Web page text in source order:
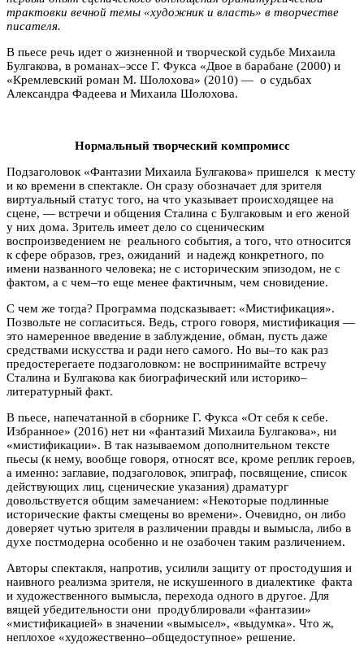
трактовки вечной темы «художник и власть» в творчестве
писателя.
В пьесе речь идет о жизненной и творческой судьбе Михаила
Булгакова, в романах–эссе Г. Фукса «Двое в барабане (2000) и
«Кремлевский роман М. Шолохова» (2010) — о судьбах
Александра Фадеева и Михаила Шолохова.
Нормальный творческий компромисс
Подзаголовок «Фантазии Михаила Булгакова» пришелся к месту
и ко времени в спектакле. Он сразу обозначает для зрителя
виртуальный статус того, на что указывает происходящее на
сцене, — встречи и общения Сталина с Булгаковым и его женой
у них дома. Зритель имеет дело со сценическим
воспроизведением не реального события, а того, что относится
к сфере образов, грез, ожиданий и надежд конкретного, по
имени названного человека; не с историческим эпизодом, не с
фактом, а с чем–то еще менее фактичным, чем сновидение.
С чем же тогда? Программа подсказывает: «Мистификация».
Позвольте не согласиться. Ведь, строго говоря, мистификация —
это намеренное введение в заблуждение, обман, пусть даже
средствами искусства и ради него самого. Но вы–то как раз
предостерегаете подзаголовком: не воспринимайте встречу
Сталина и Булгакова как биографический или историко–
литературный факт.
В пьесе, напечатанной в сборнике Г. Фукса «От себя к себе.
Избранное» (2016) нет ни «фантазий Михаила Булгакова», ни
«мистификации». В так называемом дополнительном тексте
пьесы (к нему, вообще говоря, относят все, кроме реплик героев,
а именно: заглавие, подзаголовок, эпиграф, посвящение, список
действующих лиц, сценические указания) драматург
довольствуется общим замечанием: «Некоторые подлинные
исторические факты смещены во времени». Очевидно, он либо
доверяет чутью зрителя в различении правды и вымысла, либо в
духе постмодерна особенно и не озабочен таким различением.
Авторы спектакля, напротив, усилили защиту от простодушия и
наивного реализма зрителя, не искушенного в диалектике факта
и художественного вымысла, перехода одного в другое. Для
вящей убедительности они продублировали «фантазии»
«мистификацией» в значении «вымысел», «выдумка». Что ж,
неплохое «художественно–общедоступное» решение.